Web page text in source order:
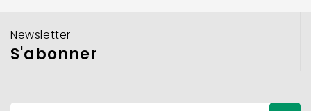
Newsletter
S'abonner